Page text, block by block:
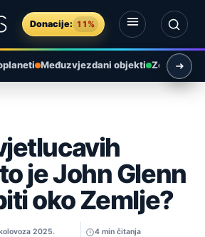
Donacije: 11%
Međuzvjezdani objekti Zemlja i
je John Glenn
oko Zemlje?
2025. 4 min čitanja